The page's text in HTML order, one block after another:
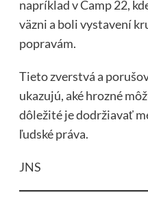
napríklad v Camp 22,
väzni a boli vystavení
popravám.
Tieto zverstvá a
ukazujú, aké hrozné
dôležité je dodržiavať
ľudské práva.
JNS